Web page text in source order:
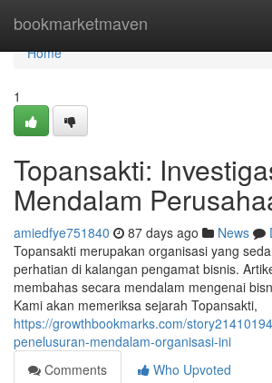
bookmarketmaven
Home
Home
1
Topansakti:
Mendalam
amiedfye751840 87 days ago News
Topansakti merupakan organisasi yang
perhatian di kalangan pengamat bisnis.
membahas secara mendalam mengenai
Kami akan memeriksa sejarah Topansakti,
https://growthbookmarks.com/
penelusuran-mendalam-organisasi-ini
Comments
Who Upvoted